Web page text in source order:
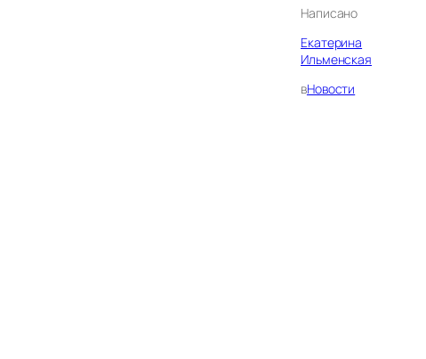
Написано
Екатерина
Ильменская
вНовости